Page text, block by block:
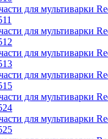
для мультиварки
для мультиварки
для мультиварки
для мультиварки
для мультиварки
для мультиварки